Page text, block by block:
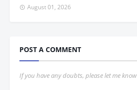
August 01, 2026
POST A COMMENT
If you have any doubts, please let me know